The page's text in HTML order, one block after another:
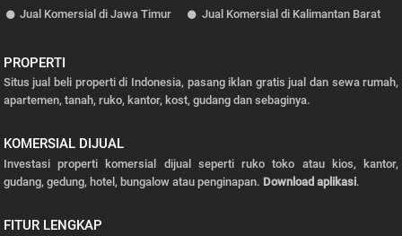
Jual Komersial di Jawa Timur Jual Komersial di Kalimantan Barat
PROPERTI
Situs jual beli properti di Indonesia, pasang iklan gratis jual dan sewa rumah,
apartemen, tanah, ruko, kantor, kost, gudang dan sebaginya.
KOMERSIAL DIJUAL
Investasi properti komersial dijual seperti ruko toko atau kios, kantor,
gudang, gedung, hotel, bungalow atau penginapan. Download aplikasi.
FITUR LENGKAP